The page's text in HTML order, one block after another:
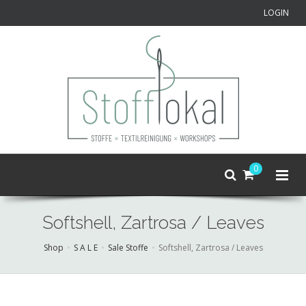
LOGIN
0
Softshell, Zartrosa / Leaves
Shop S A L E Sale Stoffe Softshell, Zartrosa / Leaves